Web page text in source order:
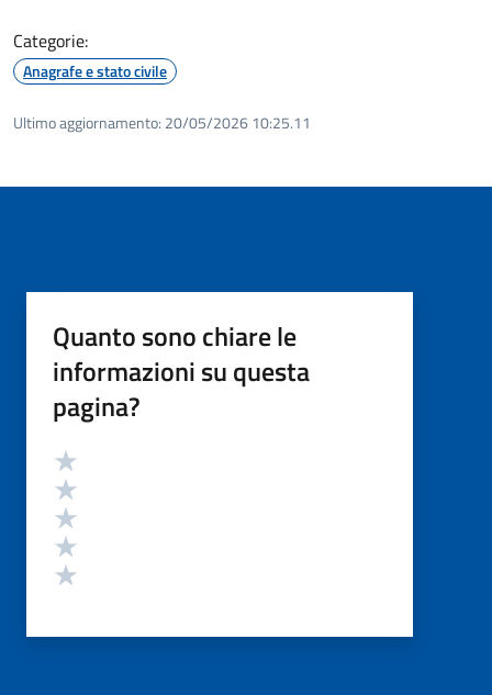
Categorie:
Anagrafe e stato civile
Ultimo aggiornamento: 20/05/2026 10:25.11
Quanto sono chiare le
informazioni su questa
pagina?
Valutazione